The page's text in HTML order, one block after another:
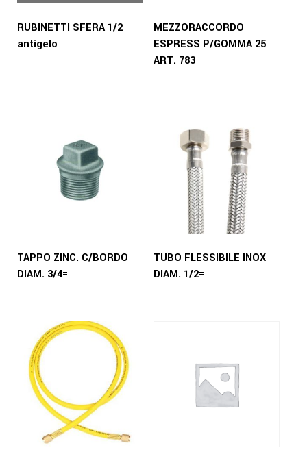
RUBINETTI SFERA 1/2
antigelo
MEZZORACCORDO
ESPRESS P/GOMMA 25
ART. 783
TAPPO ZINC. C/BORDO
DIAM. 3/4=
TUBO FLESSIBILE INOX
DIAM. 1/2=